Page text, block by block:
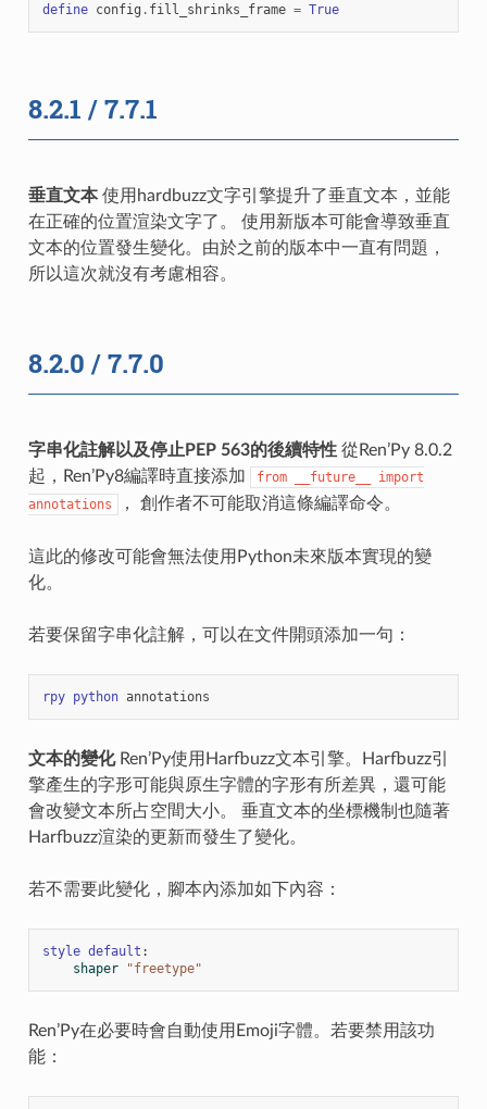
define config . fill_shrinks_frame = True
8.2.1 / 7.7.1
垂直文本使用hardbuzz文字引擎提升了垂直文本，並能
在正確的位置渲染文字了。 使用新版本可能會導致垂直
文本的位置發生變化。由於之前的版本中一直有問題，
所以這次就沒有考慮相容。
8.2.0 / 7.7.0
字串化註解以及停止PEP 563的後續特性從Ren’Py 8.0.2
起，Ren’Py8編譯時直接添加
from __future__
import
annotations
， 創作者不可能取消這條編譯命令。
這此的修改可能會無法使用Python未來版本實現的變
化。
若要保留字串化註解，可以在文件開頭添加一句：
rpy python annotations
文本的變化Ren’Py使用Harfbuzz文本引擎。Harfbuzz引
擎產生的字形可能與原生字體的字形有所差異，還可能
會改變文本所占空間大小。 垂直文本的坐標機制也隨著
Harfbuzz渲染的更新而發生了變化。
若不需要此變化，腳本內添加如下內容：
style default :
shaper
"freetype"
Ren’Py在必要時會自動使用Emoji字體。若要禁用該功
能：